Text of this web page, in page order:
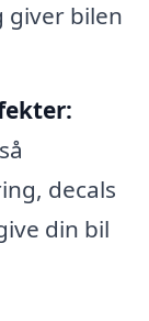
giver bilen
decals
din bil